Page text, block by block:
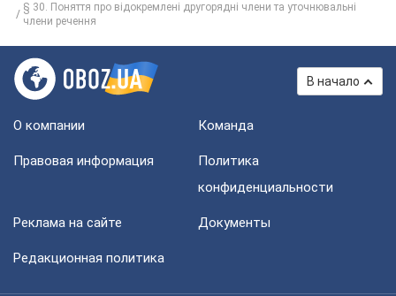
§ 30. Поняття про відокремлені другорядні члени та уточнювальні
члени речення
В начало
О компании Команда
Правовая информация
Политика
конфиденциальности
Реклама на сайте Документы
Редакционная политика